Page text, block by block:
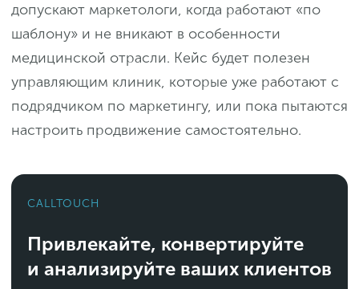
допускают маркетологи, когда работают «по
шаблону» и не вникают в особенности
медицинской отрасли. Кейс будет полезен
управляющим клиник, которые уже работают с
подрядчиком по маркетингу, или пока пытаются
настроить продвижение самостоятельно.
CALLTOUCH
Привлекайте, конвертируйте
и анализируйте ваших клиентов